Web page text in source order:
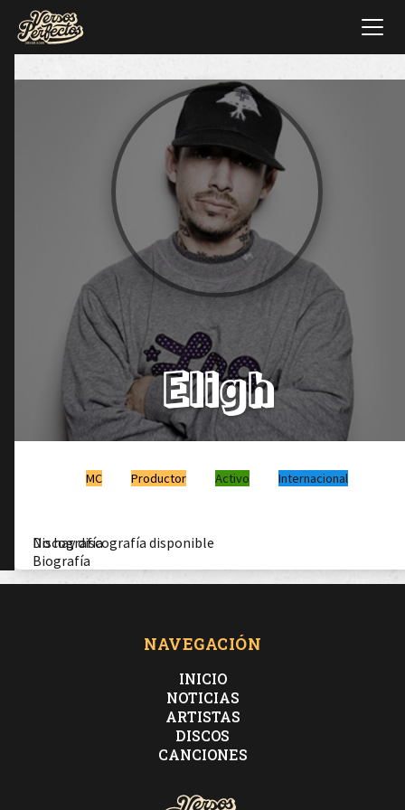
Eligh
MC Productor Activo Internacional
Discografía
Biografía
No hay discografía disponible
NAVEGACIÓN
INICIO
NOTICIAS
ARTISTAS
DISCOS
CANCIONES